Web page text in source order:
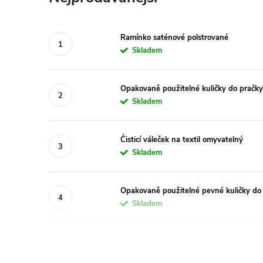
Ramínko saténové polstrované
Skladem
Opakovaně použitelné kuličky do
Skladem
Čisticí váleček na textil omyvatelný
Skladem
Opakovaně použitelné pevné kuličky
Skladem